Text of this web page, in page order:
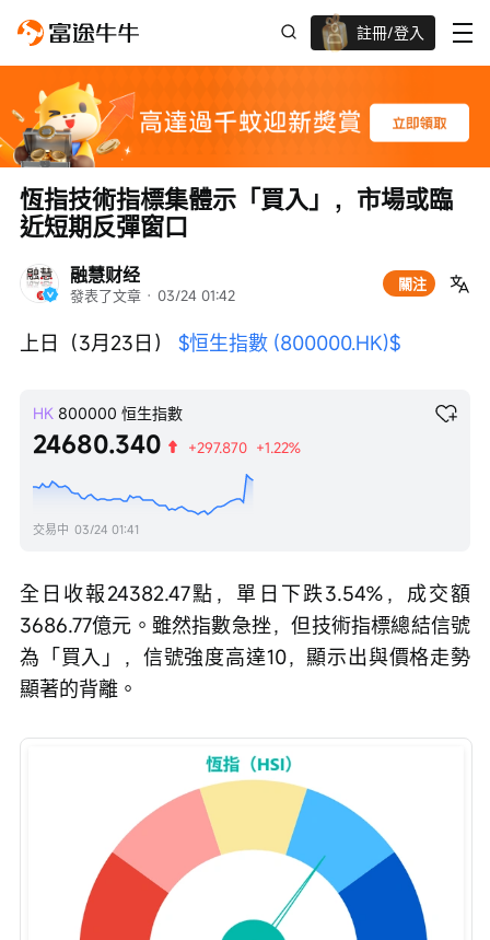
註冊/登入
迎新驚喜賞 股票/BTC等任你揀!
融慧财经
發表了文章 · 03/24 01:42
關注
恆指技術指標集體示「買入」，市場或臨
近短期反彈窗口
上日（3月23日） $恒生指數 (800000.HK)$
HK 800000 恒生指數
24680.340 +297.870 +1.22%
交易中 03/24 01:41
全日收報24382.47點，單日下跌3.54%，成交額
3686.77億元。雖然指數急挫，但技術指標總結信號
為「買入」，信號強度高達10，顯示出與價格走勢
顯著的背離。